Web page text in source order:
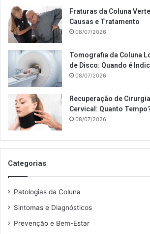
Fraturas da Coluna
Causas e Tratamento
08/07/2026
Tomografia da Coluna
de Disco: Quando é
08/07/2026
Recuperação de
Cervical: Quanto
08/07/2026
Categorias
Patologias da Coluna
Sintomas e Diagnósticos
Prevenção e Bem-Estar